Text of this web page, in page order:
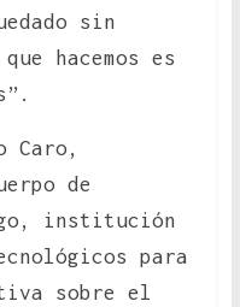
sin
hacemos es
Caro,
de
institución
para
sobre el